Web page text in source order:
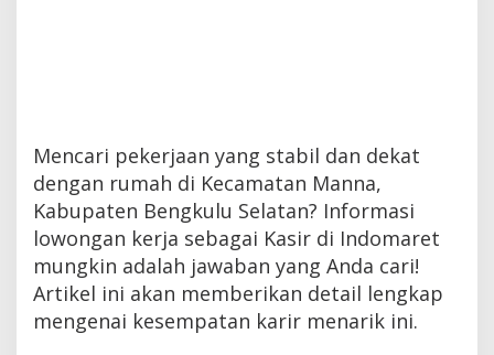
Mencari pekerjaan yang stabil dan dekat
dengan rumah di Kecamatan Manna,
Kabupaten Bengkulu Selatan? Informasi
lowongan kerja sebagai Kasir di Indomaret
mungkin adalah jawaban yang Anda cari!
Artikel ini akan memberikan detail lengkap
mengenai kesempatan karir menarik ini.